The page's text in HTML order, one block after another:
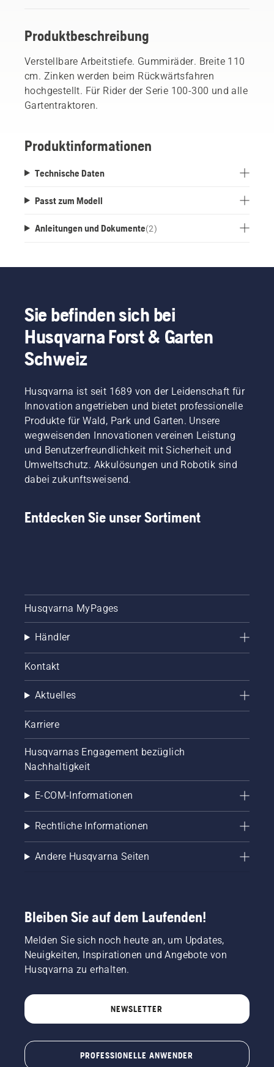
Produktbeschreibung
Verstellbare Arbeitstiefe. Gummiräder. Breite 110
cm. Zinken werden beim Rückwärtsfahren
hochgestellt. Für Rider der Serie 100-300 und alle
Gartentraktoren.
Produktinformationen
Technische Daten
Passt zum Modell
Anleitungen und Dokumente(2)
Sie befinden sich bei
Husqvarna Forst & Garten
Schweiz
Husqvarna ist seit 1689 von der Leidenschaft für
Innovation angetrieben und bietet professionelle
Produkte für Wald, Park und Garten. Unsere
wegweisenden Innovationen vereinen Leistung
und Benutzerfreundlichkeit mit Sicherheit und
Umweltschutz. Akkulösungen und Robotik sind
dabei zukunftsweisend.
Entdecken Sie unser Sortiment
Husqvarna MyPages
Händler
Kontakt
Aktuelles
Karriere
Husqvarnas Engagement bezüglich
Nachhaltigkeit
E-COM-Informationen
Rechtliche Informationen
Andere Husqvarna Seiten
Bleiben Sie auf dem Laufenden!
Melden Sie sich noch heute an, um Updates,
Neuigkeiten, Inspirationen und Angebote von
Husqvarna zu erhalten.
NEWSLETTER
PROFESSIONELLE ANWENDER